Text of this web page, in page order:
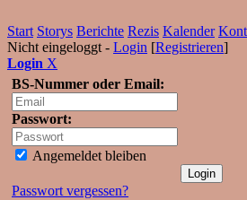
Start Storys Berichte Rezis Kalender
Nicht eingeloggt - Login [Registrieren]
Login X
BS-Nummer oder Email:
Passwort:
Angemeldet bleiben
Passwort vergessen?